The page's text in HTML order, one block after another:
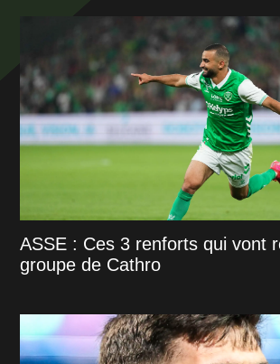
ASSE : Ces 3 renforts qui vont
groupe de Cathro